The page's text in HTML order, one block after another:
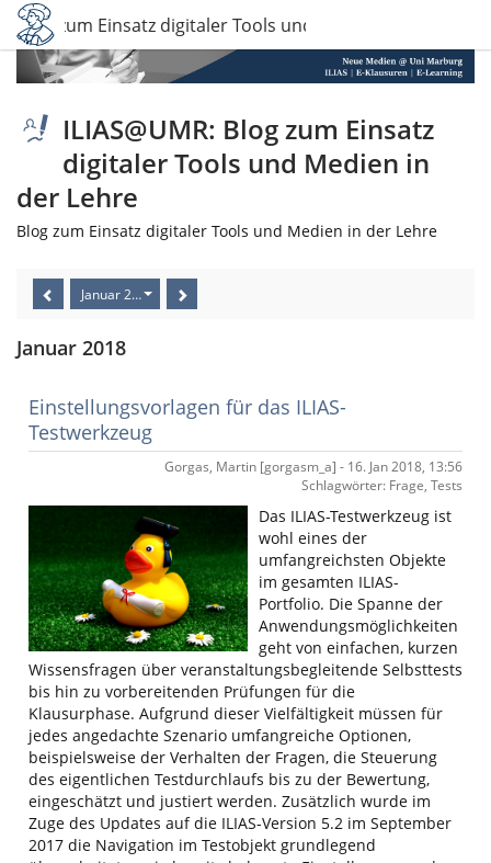
Blog zum Einsatz digitaler Tools und Medien in der Lehre
ILIAS@UMR: Blog zum Einsatz
digitaler Tools und Medien in
der Lehre
Blog zum Einsatz digitaler Tools und Medien in der Lehre
Januar 2018
Januar 2018
Einstellungsvorlagen für das ILIAS-
Testwerkzeug
Gorgas, Martin [gorgasm_a] - 16. Jan 2018, 13:56
Schlagwörter: Frage, Tests
Das ILIAS-Testwerkzeug ist
wohl eines der
umfangreichsten Objekte
im gesamten ILIAS-
Portfolio. Die Spanne der
Anwendungsmöglichkeiten
geht von einfachen, kurzen
Wissensfragen über veranstaltungsbegleitende Selbsttests
bis hin zu vorbereitenden Prüfungen für die
Klausurphase. Aufgrund dieser Vielfältigkeit müssen für
jedes angedachte Szenario umfangreiche Optionen,
beispielsweise der Verhalten der Fragen, die Steuerung
des eigentlichen Testdurchlaufs bis zu der Bewertung,
eingeschätzt und justiert werden. Zusätzlich wurde im
Zuge des Updates auf die ILIAS-Version 5.2 im September
2017 die Navigation im Testobjekt grundlegend